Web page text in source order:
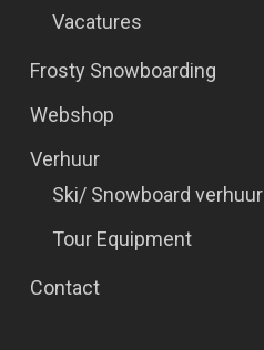
Vacatures
Frosty Snowboarding
Webshop
Verhuur
Ski/ Snowboard verhuur
Tour Equipment
Contact